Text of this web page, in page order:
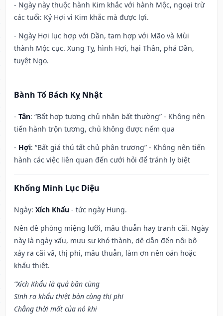
- Ngày này thuộc hành Kim khắc với hành Mộc, ngoại trừ
các tuổi: Kỷ Hợi vì Kim khắc mà được lợi.
- Ngày Hợi lục hợp với Dần, tam hợp với Mão và Mùi
thành Mộc cục. Xung Tỵ, hình Hợi, hại Thân, phá Dần,
tuyệt Ngọ.
Bành Tổ Bách Kỵ Nhật
- Tân: “Bất hợp tương chủ nhân bất thường” - Không nên
tiến hành trộn tương, chủ không được nếm qua
- Hợi: “Bất giá thú tất chủ phân trương” - Không nên tiến
hành các việc liên quan đến cưới hỏi để tránh ly biệt
Khổng Minh Lục Diệu
Ngày: Xích Khẩu - tức ngày Hung.
Nên đề phòng miệng lưỡi, mâu thuẫn hay tranh cãi. Ngày
này là ngày xấu, mưu sự khó thành, dễ dẫn đến nội bộ
xảy ra cãi vã, thị phi, mâu thuẫn, làm ơn nên oán hoặc
khẩu thiệt.
“Xích Khẩu là quả bần cùng
Sinh ra khẩu thiệt bàn cùng thị phi
Chẳng thời mất của nó khi